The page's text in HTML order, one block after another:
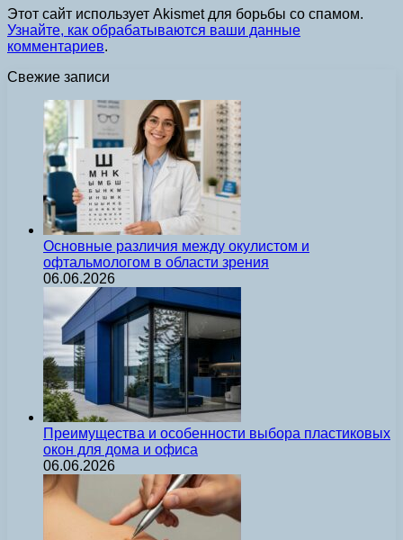
Этот сайт использует Akismet для борьбы со спамом.
Узнайте, как обрабатываются ваши данные
комментариев.
Свежие записи
Основные различия между окулистом и
офтальмологом в области зрения
06.06.2026
Преимущества и особенности выбора пластиковых
окон для дома и офиса
06.06.2026